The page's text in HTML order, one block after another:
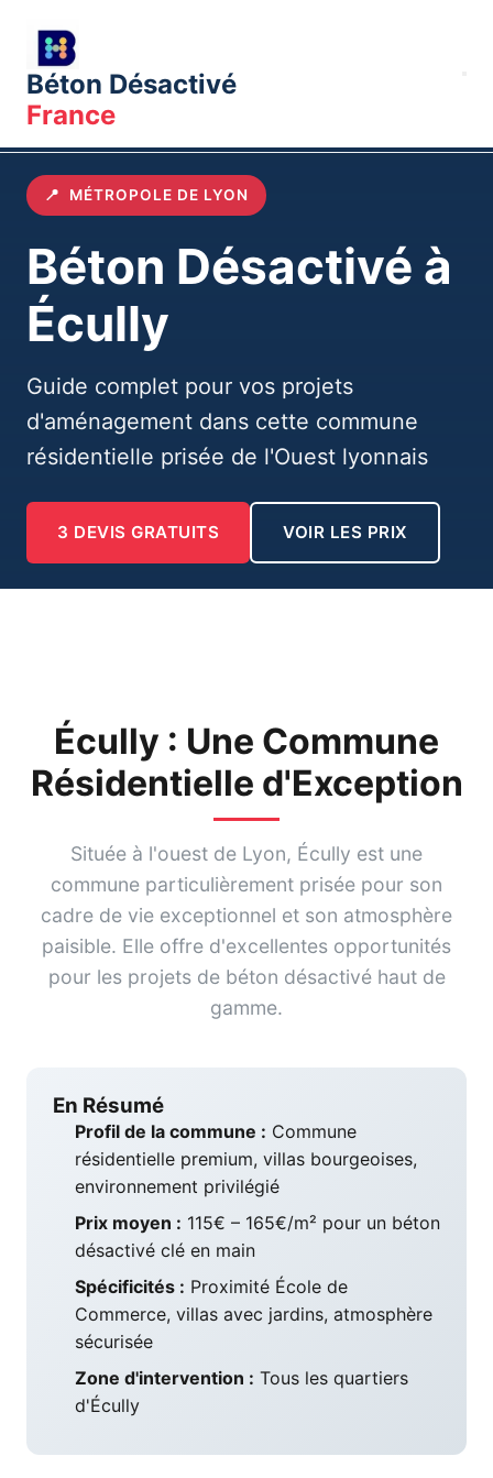
Béton Désactivé
France
Accueil Villes
📍 MÉTROPOLE DE LYON
Béton Désactivé à
Écully
Guide complet pour vos projets
d'aménagement dans cette commune
résidentielle prisée de l'Ouest lyonnais
3 DEVIS GRATUITS VOIR LES PRIX
Écully : Une Commune
Résidentielle d'Exception
Située à l'ouest de Lyon, Écully est une
commune particulièrement prisée pour son
cadre de vie exceptionnel et son atmosphère
paisible. Elle offre d'excellentes opportunités
pour les projets de béton désactivé haut de
gamme.
En Résumé
Profil de la commune : Commune
résidentielle premium, villas bourgeoises,
environnement privilégié
Prix moyen : 115€ – 165€/m² pour un béton
désactivé clé en main
Spécificités : Proximité École de
Commerce, villas avec jardins, atmosphère
sécurisée
Zone d'intervention : Tous les quartiers
d'Écully